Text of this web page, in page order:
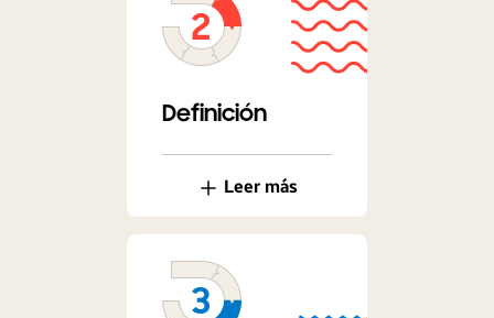
Definición
Leer más